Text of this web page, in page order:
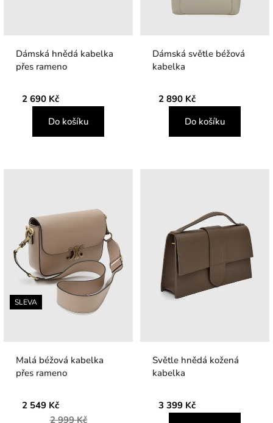
Dámská hnědá kabelka
přes rameno
2 690 Kč
Do košíku
Dámská světle béžová
kabelka
2 890 Kč
Do košíku
SLEVA
Malá béžová kabelka
přes rameno
2 549 Kč
2 999 Kč
Světle hnědá kožená
kabelka
3 399 Kč